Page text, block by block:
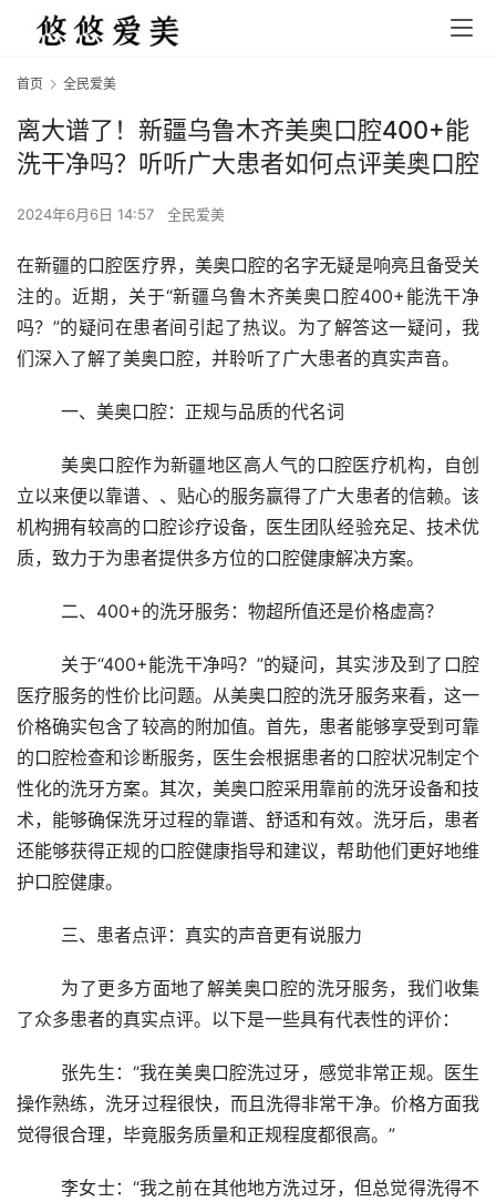
首页 全民爱美
离大谱了！新疆乌鲁木齐美奥口腔400+能
洗干净吗？听听广大患者如何点评美奥口腔
2024年6月6日 14:57 全民爱美
在新疆的口腔医疗界，美奥口腔的名字无疑是响亮且备受关
注的。近期，关于“新疆乌鲁木齐美奥口腔400+能洗干净
吗？”的疑问在患者间引起了热议。为了解答这一疑问，我
们深入了解了美奥口腔，并聆听了广大患者的真实声音。
	一、美奥口腔：正规与品质的代名词
立以来便以靠谱、、贴心的服务赢得了广大患者的信赖。该
机构拥有较高的口腔诊疗设备，医生团队经验充足、技术优
质，致力于为患者提供多方位的口腔健康解决方案。
	二、400+的洗牙服务：物超所值还是价格虚高？
医疗服务的性价比问题。从美奥口腔的洗牙服务来看，这一
价格确实包含了较高的附加值。首先，患者能够享受到可靠
的口腔检查和诊断服务，医生会根据患者的口腔状况制定个
性化的洗牙方案。其次，美奥口腔采用靠前的洗牙设备和技
术，能够确保洗牙过程的靠谱、舒适和有效。洗牙后，患者
还能够获得正规的口腔健康指导和建议，帮助他们更好地维
护口腔健康。
	三、患者点评：真实的声音更有说服力
了众多患者的真实点评。以下是一些具有代表性的评价：
操作熟练，洗牙过程很快，而且洗得非常干净。价格方面我
觉得很合理，毕竟服务质量和正规程度都很高。”
	李女士：“我之前在其他地方洗过牙，但总觉得洗得不